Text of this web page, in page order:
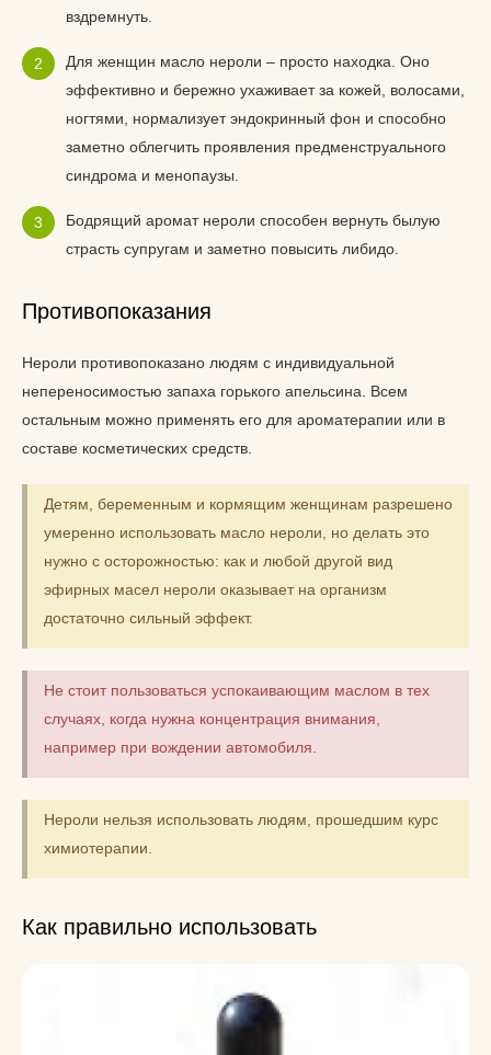
вздремнуть.
Для женщин масло нероли – просто находка. Оно
эффективно и бережно ухаживает за кожей, волосами,
ногтями, нормализует эндокринный фон и способно
заметно облегчить проявления предменструального
синдрома и менопаузы.
Бодрящий аромат нероли способен вернуть былую
страсть супругам и заметно повысить либидо.
Противопоказания
Нероли противопоказано людям с индивидуальной
непереносимостью запаха горького апельсина. Всем
остальным можно применять его для ароматерапии или в
составе косметических средств.
Детям, беременным и кормящим женщинам разрешено
умеренно использовать масло нероли, но делать это
нужно с осторожностью: как и любой другой вид
эфирных масел нероли оказывает на организм
достаточно сильный эффект.
Не стоит пользоваться успокаивающим маслом в тех
случаях, когда нужна концентрация внимания,
например при вождении автомобиля.
Нероли нельзя использовать людям, прошедшим курс
химиотерапии.
Как правильно использовать